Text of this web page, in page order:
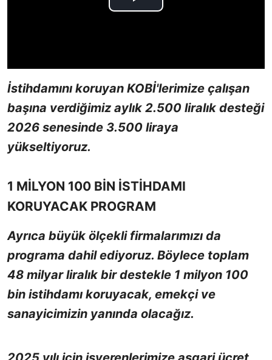
İstihdamını koruyan KOBİ'lerimize çalışan
başına verdiğimiz aylık 2.500 liralık desteği
2026 senesinde 3.500 liraya
yükseltiyoruz.
1 MİLYON 100 BİN İSTİHDAMI
KORUYACAK PROGRAM
Ayrıca büyük ölçekli firmalarımızı da
programa dahil ediyoruz. Böylece toplam
48 milyar liralık bir destekle 1 milyon 100
bin istihdamı koruyacak, emekçi ve
sanayicimizin yanında olacağız.